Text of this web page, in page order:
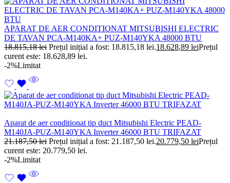
APARAT DE AER CONDITIONAT MITSUBISHI ELECTRIC
DE TAVAN PCA-M140KA+ PUZ-M140YKA 48000 BTU
18.815,18lei Prețul inițial a fost: 18.815,18 lei.18.628,89 leiPrețul
curent este: 18.628,89 lei.
-2%Limitat
Aparat de aer conditionat tip duct Mitsubishi Electric PEAD-
M140JA-PUZ-M140YKA Inverter 46000 BTU TRIFAZAT
21.187,50lei Prețul inițial a fost: 21.187,50 lei.20.779,50 leiPrețul
curent este: 20.779,50 lei.
-2%Limitat